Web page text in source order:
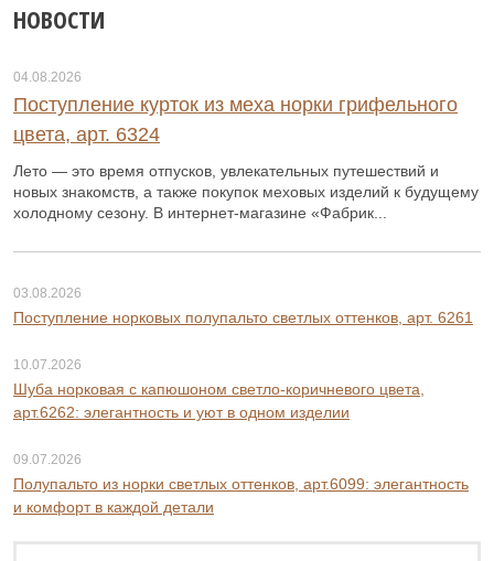
НОВОСТИ
04.08.2026
Поступление курток из меха норки грифельного
цвета, арт. 6324
Лето — это время отпусков, увлекательных путешествий и
новых знакомств, а также покупок меховых изделий к будущему
холодному сезону. В интернет-магазине «Фабрик...
03.08.2026
Поступление норковых полупальто светлых оттенков, арт. 6261
10.07.2026
Шуба норковая с капюшоном светло-коричневого цвета,
арт.6262: элегантность и уют в одном изделии
09.07.2026
Полупальто из норки светлых оттенков, арт.6099: элегантность
и комфорт в каждой детали